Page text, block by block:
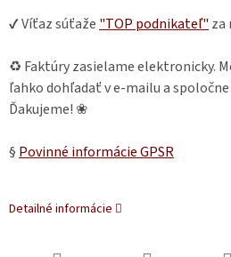
✔ Víťaz súťaže "TOP podnikateľ" za
♻ Faktúry zasielame elektronicky.
ľahko dohľadať v e-mailu a
Ďakujeme! ❀
§ Povinné informácie GPSR
Detailné informácie